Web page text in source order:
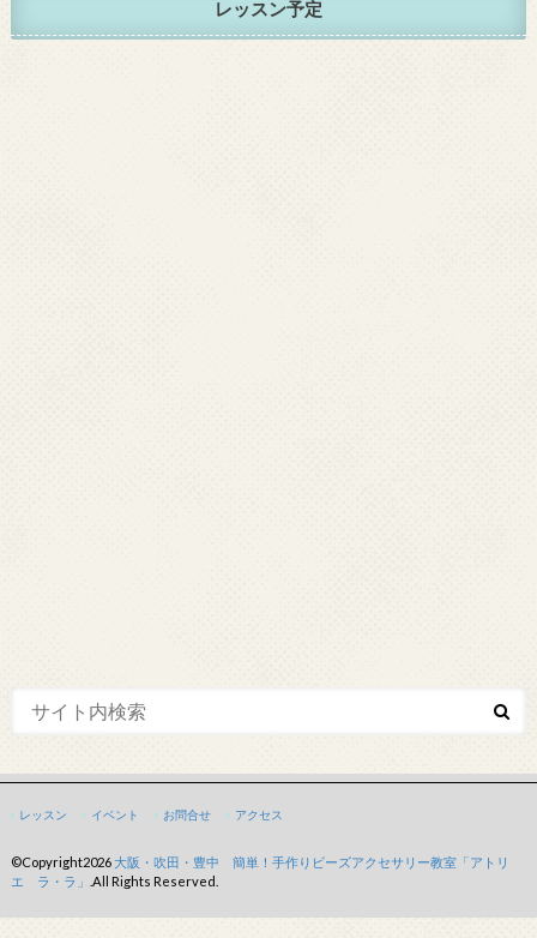
レッスン予定
レッスン イベント お問合せ アクセス
©Copyright2026大阪・吹田・豊中 簡単！手作りビーズアクセサリー教室「アトリ
エ ラ・ラ」
.All Rights Reserved.